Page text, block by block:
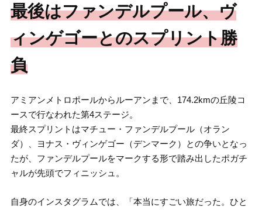
最後はファンデルプール、ヴ
ィンゲゴーとのスプリント勝
負
アミアンメトロポールからルーアンまで、174.2kmの丘陵コ
ースで行なわれた第4ステージ。
最終スプリントはマチュー・ファンデルプール（オラン
ダ）、ヨナス・ヴィンゲゴー（デンマーク）との争いとなっ
たが、ファンデルプールをマークする形で踏み出したポガチ
ャルが先頭でフィニッシュ。
自身のインスタグラムでは、「本当にすごい旅だった。ひと